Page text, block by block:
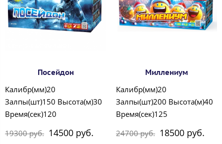
Посейдон
Калибр(мм)20
Залпы(шт)150 Высота(м)30
Время(сек)120
19300 руб. 14500 руб.
Миллениум
Калибр(мм)20
Залпы(шт)200 Высота(м)40
Время(сек)125
24700 руб. 18500 руб.